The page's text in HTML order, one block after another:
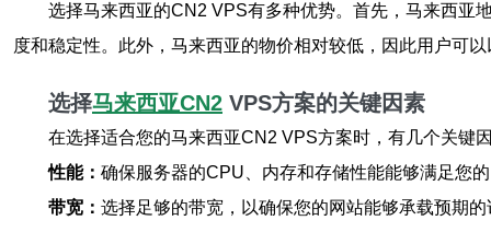
选择马来西亚的CN2 VPS有多种优势。首先，马来西亚
度和稳定性。此外，马来西亚的物价相对较低，因此用户可
选择马来西亚CN2 VPS方案的关键因素
在选择适合您的马来西亚CN2 VPS方案时，有几个关键
性能： 确保服务器的CPU、内存和存储性能能够满足您
带宽： 选择足够的带宽，以确保您的网站能够承载预期的